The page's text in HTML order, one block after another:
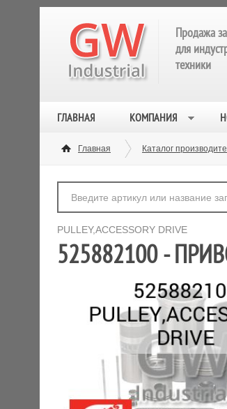
Продажа
для
техники
ГЛАВНАЯ КОМПАНИЯ
Главная Каталог
PULLEY,ACCESSORY DRIVE
525882100 -